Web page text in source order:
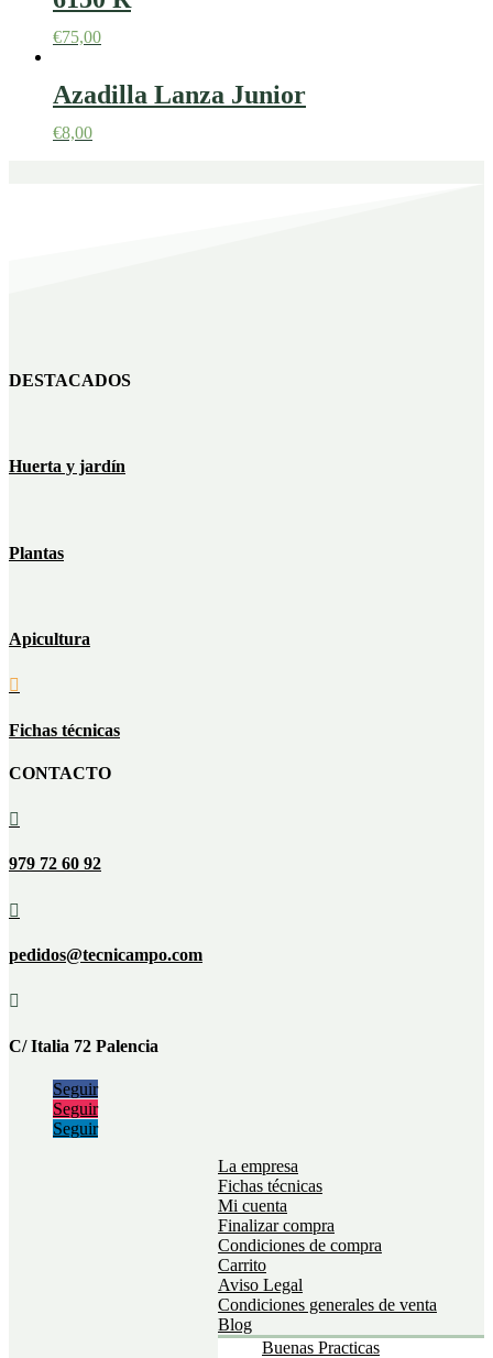
€75,00
Azadilla Lanza Junior
€8,00
DESTACADOS
Huerta y jardín
Plantas
Apicultura

Fichas técnicas
CONTACTO

979 72 60 92

pedidos@tecnicampo.com

C/ Italia 72 Palencia
Seguir
Seguir
Seguir
La empresa
Fichas técnicas
Mi cuenta
Finalizar compra
Condiciones de compra
Carrito
Aviso Legal
Condiciones generales de venta
Blog
Buenas Practicas